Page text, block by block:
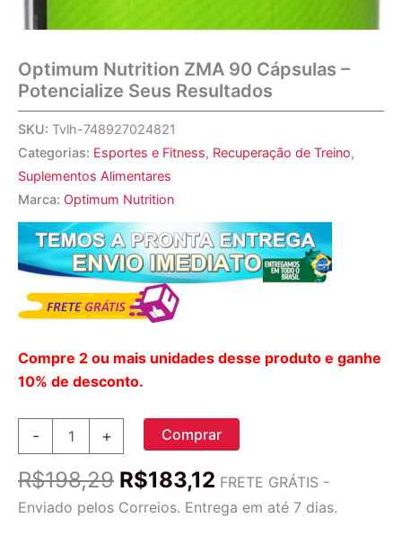
Optimum Nutrition ZMA 90 Cápsulas –
Potencialize Seus Resultados
SKU: Tvlh-748927024821
Categorias: Esportes e Fitness, Recuperação de Treino,
Suplementos Alimentares
Marca: Optimum Nutrition
Compre 2 ou mais unidades desse produto e ganhe
10% de desconto.
-
90
-
+ Comprar
R$198,29 O
preço
R$183,12 O
preço
FRETE GRÁTIS -
Enviado pelos Correios. Entrega em até 7 dias.